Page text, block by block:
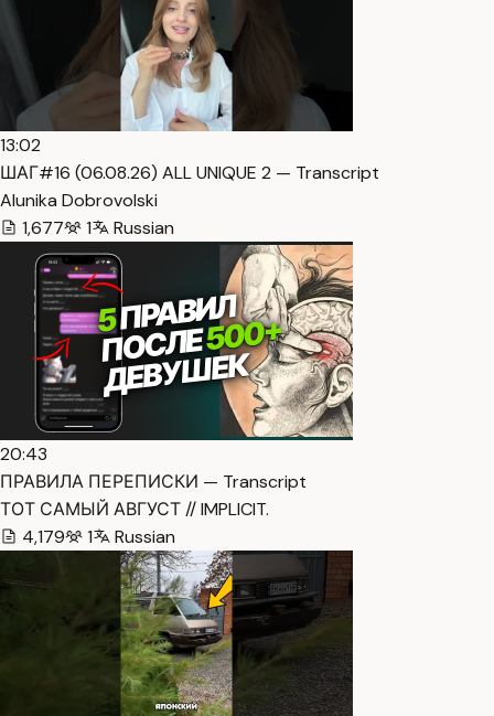
13:02
ШАГ#16 (06.08.26) ALL UNIQUE 2 — Transcript
Alunika Dobrovolski
1,677
1 Russian
20:43
ПРАВИЛА ПЕРЕПИСКИ — Transcript
ТОТ САМЫЙ АВГУСТ // IMPLICIT.
4,179
1 Russian